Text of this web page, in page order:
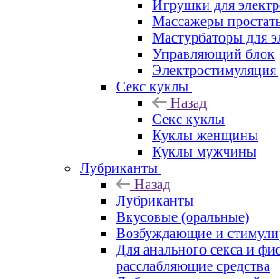
Игрушки для
Массажеры
Мастурбаторы для
Управляющий блок
Электростимуляция
Секс куклы
Назад
Секс куклы
Куклы женщины
Куклы мужчины
Лубриканты
Назад
Лубриканты
Вкусовые (оральные)
Возбуждающие и
Для анального секса и
расслабляющие средства